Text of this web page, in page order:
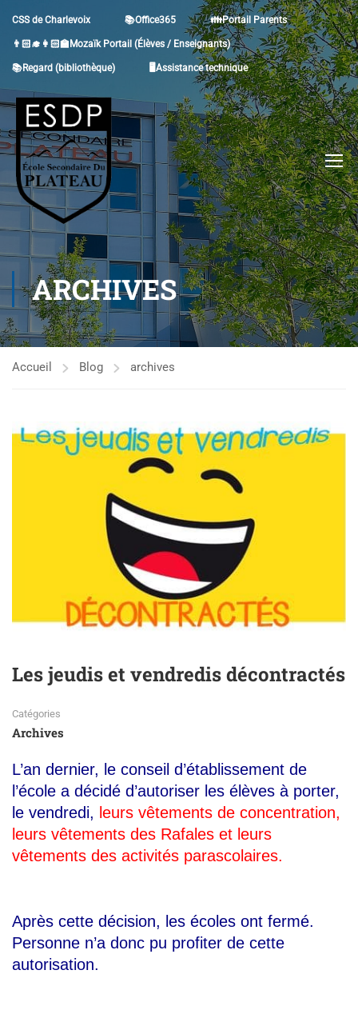
CSS de Charlevoix 📚Office365 👪Portail Parents
👨🏻‍🎓👩🏻‍🏫Mozaïk Portail (Élèves / Enseignants)
📚Regard (bibliothèque) 🖥Assistance technique
ARCHIVES
Accueil Blog archives
Les jeudis et vendredis décontractés
Catégories
Archives
L’an dernier, le conseil d’établissement de
l’école a décidé d’autoriser les élèves à porter,
le vendredi, leurs vêtements de concentration,
leurs vêtements des Rafales et leurs
vêtements des activités parascolaires.
Après cette décision, les écoles ont fermé.
Personne n’a donc pu profiter de cette
autorisation.